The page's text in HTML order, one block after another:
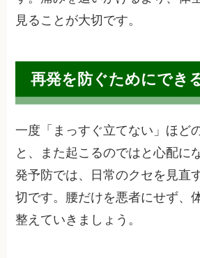
見ることが大切です。
再発を防ぐためにでき
一度「まっすぐ立てない」ほど
と、また起こるのではと心配に
発予防では、日常のクセを見直
切です。腰だけを悪者にせず、
整えていきましょう。